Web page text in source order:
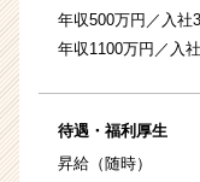
年収500万円／入社
年収1100万円／入
待遇・福利厚生
昇給（随時）